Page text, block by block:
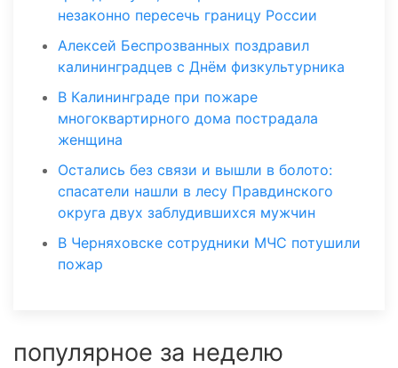
незаконно пересечь границу России
Алексей Беспрозванных поздравил
калининградцев с Днём физкультурника
В Калининграде при пожаре
многоквартирного дома пострадала
женщина
Остались без связи и вышли в болото:
спасатели нашли в лесу Правдинского
округа двух заблудившихся мужчин
В Черняховске сотрудники МЧС потушили
пожар
популярное за неделю